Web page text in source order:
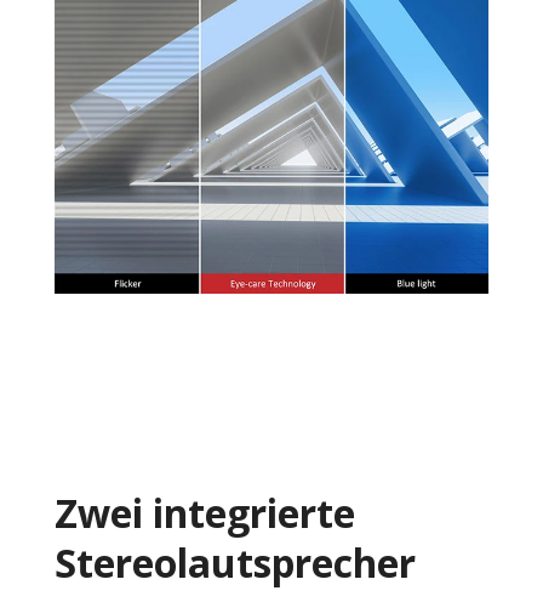
Zwei integrierte
Stereolautsprecher